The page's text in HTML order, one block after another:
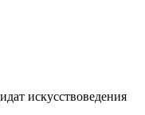
искусствоведения